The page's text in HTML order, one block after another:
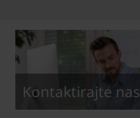
Kontaktirajte nas